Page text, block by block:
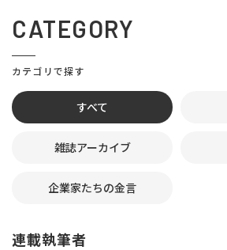
CATEGORY
カテゴリで探す
すべて
雑誌アーカイブ
企業家たちの金言
連載執筆者